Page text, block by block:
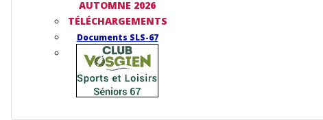
AUTOMNE 2026
TÉLÉCHARGEMENTS
Documents SLS-67